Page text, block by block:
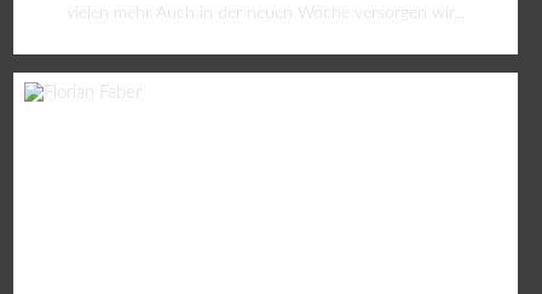
vielen mehr Auch in der neuen Woche versorgen wir...